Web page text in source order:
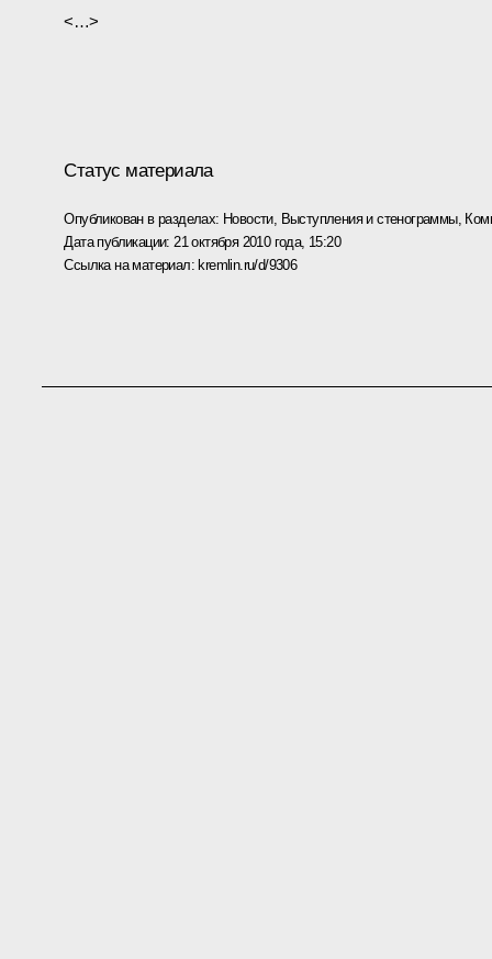
<…>
Статус материала
Опубликован в разделах: Новости, Выступления и стенограммы,
Дата публикации: 21 октября 2010 года, 15:20
Ссылка на материал: kremlin.ru/d/9306